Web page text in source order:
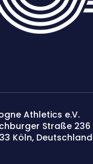
Athletics e.V.
Straße 236
Köln​, Deutschland